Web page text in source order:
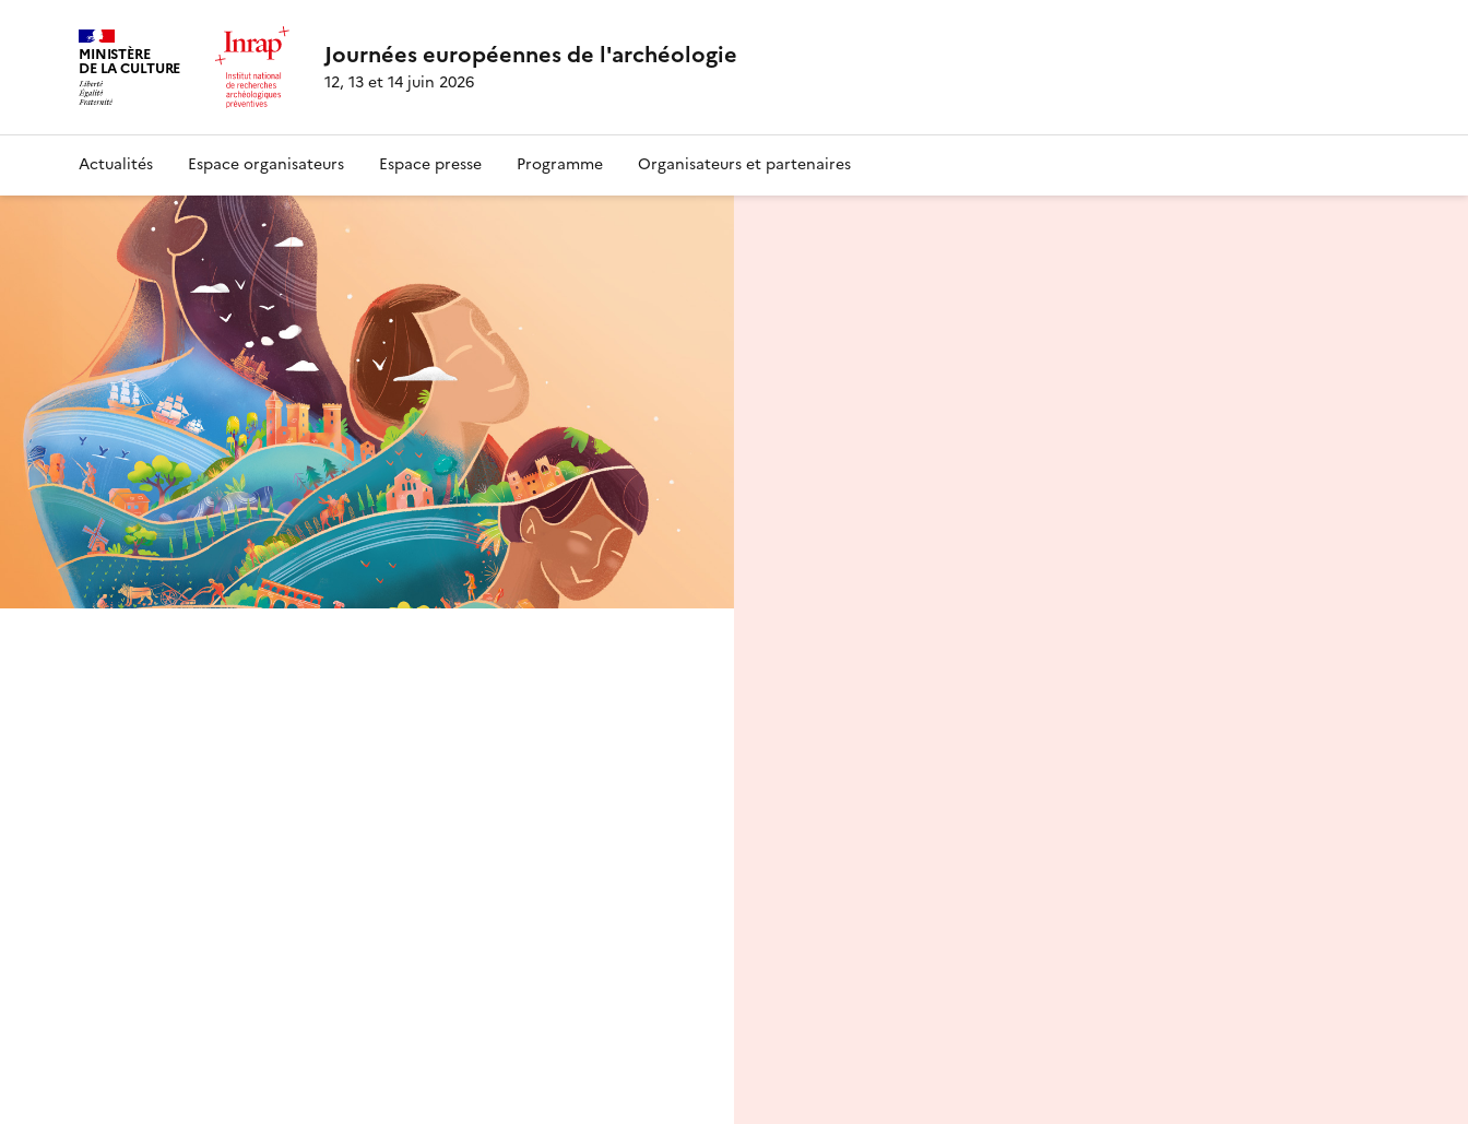
MINISTÈRE
DE LA CULTURE Journées européennes de l'archéologie
12, 13 et 14 juin 2026
Actualités Espace organisateurs Espace presse Programme Organisateurs et partenaires